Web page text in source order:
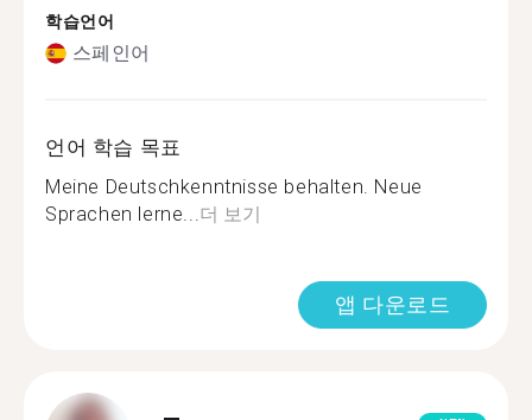
학습언어
스페인어
언어 학습 목표
Meine Deutschkenntnisse behalten. Neue
Sprachen lerne...더 보기
앱 다운로드